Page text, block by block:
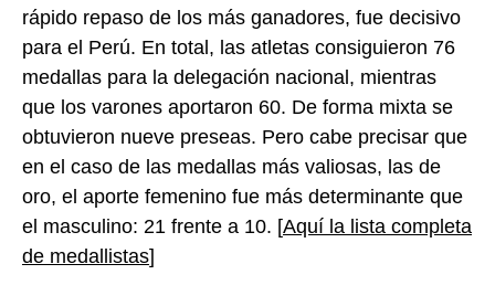
rápido repaso de los más ganadores, fue decisivo
para el Perú. En total, las atletas consiguieron 76
medallas para la delegación nacional, mientras
que los varones aportaron 60. De forma mixta se
obtuvieron nueve preseas. Pero cabe precisar que
en el caso de las medallas más valiosas, las de
oro, el aporte femenino fue más determinante que
el masculino: 21 frente a 10. [Aquí la lista completa
de medallistas]